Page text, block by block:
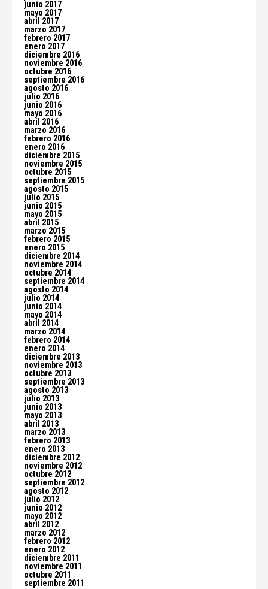
junio 2017
mayo 2017
abril 2017
marzo 2017
febrero 2017
enero 2017
diciembre 2016
noviembre 2016
octubre 2016
septiembre 2016
agosto 2016
julio 2016
junio 2016
mayo 2016
abril 2016
marzo 2016
febrero 2016
enero 2016
diciembre 2015
noviembre 2015
octubre 2015
septiembre 2015
agosto 2015
julio 2015
junio 2015
mayo 2015
abril 2015
marzo 2015
febrero 2015
enero 2015
diciembre 2014
noviembre 2014
octubre 2014
septiembre 2014
agosto 2014
julio 2014
junio 2014
mayo 2014
abril 2014
marzo 2014
febrero 2014
enero 2014
diciembre 2013
noviembre 2013
octubre 2013
septiembre 2013
agosto 2013
julio 2013
junio 2013
mayo 2013
abril 2013
marzo 2013
febrero 2013
enero 2013
diciembre 2012
noviembre 2012
octubre 2012
septiembre 2012
agosto 2012
julio 2012
junio 2012
mayo 2012
abril 2012
marzo 2012
febrero 2012
enero 2012
diciembre 2011
noviembre 2011
octubre 2011
septiembre 2011